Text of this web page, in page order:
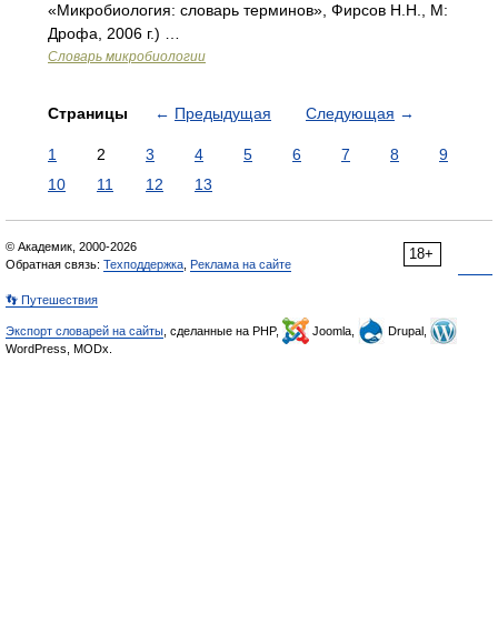
«Микробиология: словарь терминов», Фирсов Н.Н., М:
Дрофа, 2006 г.) …
Словарь микробиологии
Страницы ← Предыдущая Следующая →
1 2 3 4 5 6 7 8
9
10
11 12 13
18+
© Академик, 2000-2026
Обратная связь: Техподдержка Реклама на сайте
👣 Путешествия
Экспорт словарей на сайты , сделанные на PHP, Joomla,
Drupal,
WordPress, MODx.